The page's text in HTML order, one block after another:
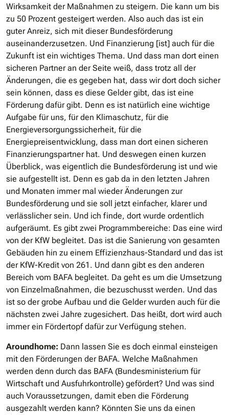
Wirksamkeit der Maßnahmen zu steigern. Die kann um bis
zu 50 Prozent gesteigert werden. Also auch das ist ein
guter Anreiz, sich mit dieser Bundesförderung
auseinanderzusetzen. Und Finanzierung [ist] auch für die
Zukunft ist ein wichtiges Thema. Und dass man dort einen
sicheren Partner an der Seite weiß, dass trotz all der
Änderungen, die es gegeben hat, dass wir dort doch sicher
sein können, dass es diese Gelder gibt, das ist eine
Förderung dafür gibt. Denn es ist natürlich eine wichtige
Aufgabe für uns, für den Klimaschutz, für die
Energieversorgungssicherheit, für die
Energiepreisentwicklung, dass man dort einen sicheren
Finanzierungspartner hat. Und deswegen einen kurzen
Überblick, was eigentlich die Bundesförderung ist und wie
sie aufgestellt ist. Denn es gab da in den letzten Jahren
und Monaten immer mal wieder Änderungen zur
Bundesförderung und sie soll jetzt einfacher, klarer und
verlässlicher sein. Und ich finde, dort wurde ordentlich
aufgeräumt. Es gibt zwei Programmbereiche: Das eine wird
von der KfW begleitet. Das ist die Sanierung von gesamten
Gebäuden hin zu einem Effizienzhaus-Standard und das ist
der KfW-Kredit von 261. Und dann gibt es den anderen
Bereich vom BAFA begleitet. Da geht es um die Umsetzung
von Einzelmaßnahmen, die bezuschusst werden. Und das
ist so der grobe Aufbau und die Gelder wurden auch für die
nächsten zwei Jahre zugesichert. Das heißt, dort wird auch
immer ein Fördertopf dafür zur Verfügung stehen.
Aroundhome: Dann lassen Sie es doch einmal einsteigen
mit den Förderungen der BAFA. Welche Maßnahmen
werden denn durch das BAFA (Bundesministerium für
Wirtschaft und Ausfuhrkontrolle) gefördert? Und was sind
auch Voraussetzungen, damit eben die Förderung
ausgezahlt werden kann? Könnten Sie uns da einen